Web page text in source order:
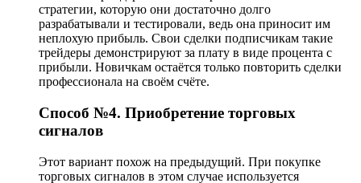
стратегии, которую они достаточно долго
разрабатывали и тестировали, ведь она приносит им
неплохую прибыль. Свои сделки подписчикам такие
трейдеры демонстрируют за плату в виде процента с
прибыли. Новичкам остаётся только повторить сделки
профессионала на своём счёте.
Способ №4. Приобретение торговых
сигналов
Этот вариант похож на предыдущий. При покупке
торговых сигналов в этом случае используется